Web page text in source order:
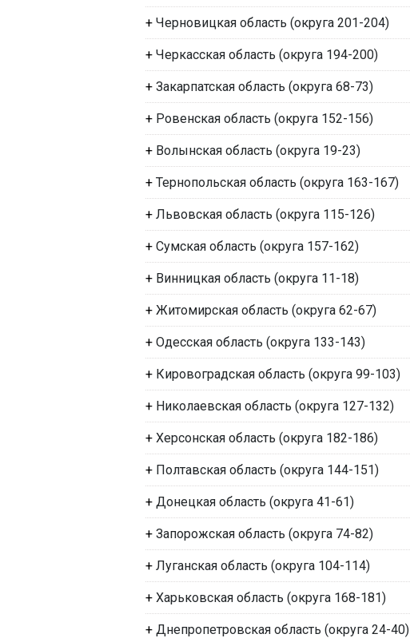
+ Черновицкая область (округа 201-204)
+ Черкасская область (округа 194-200)
+ Закарпатская область (округа 68-73)
+ Ровенская область (округа 152-156)
+ Волынская область (округа 19-23)
+ Тернопольская область (округа 163-167)
+ Львовская область (округа 115-126)
+ Сумская область (округа 157-162)
+ Винницкая область (округа 11-18)
+ Житомирская область (округа 62-67)
+ Одесская область (округа 133-143)
+ Кировоградская область (округа 99-103)
+ Николаевская область (округа 127-132)
+ Херсонская область (округа 182-186)
+ Полтавская область (округа 144-151)
+ Донецкая область (округа 41-61)
+ Запорожская область (округа 74-82)
+ Луганская область (округа 104-114)
+ Харьковская область (округа 168-181)
+ Днепропетровская область (округа 24-40)